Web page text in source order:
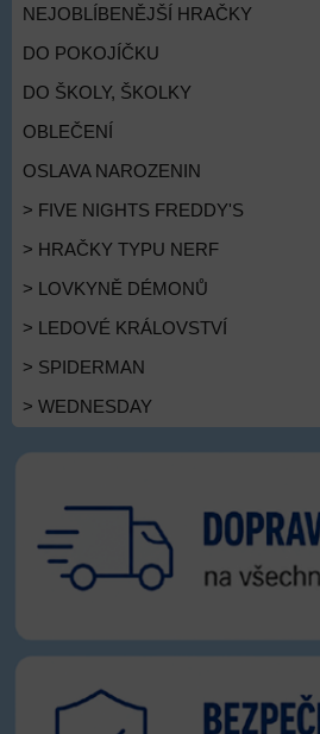
NEJOBLÍBENĚJŠÍ HRAČKY
DO POKOJÍČKU
DO ŠKOLY, ŠKOLKY
OBLEČENÍ
OSLAVA NAROZENIN
> FIVE NIGHTS FREDDY'S
> HRAČKY TYPU NERF
> LOVKYNĚ DÉMONŮ
> LEDOVÉ KRÁLOVSTVÍ
> SPIDERMAN
> WEDNESDAY